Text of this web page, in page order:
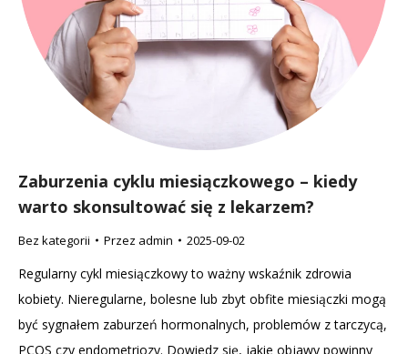
Zaburzenia cyklu miesiączkowego – kiedy
warto skonsultować się z lekarzem?
Bez kategorii Przez admin 2025-09-02
Regularny cykl miesiączkowy to ważny wskaźnik zdrowia
kobiety. Nieregularne, bolesne lub zbyt obfite miesiączki mogą
być sygnałem zaburzeń hormonalnych, problemów z tarczycą,
PCOS czy endometriozy. Dowiedz się, jakie objawy powinny